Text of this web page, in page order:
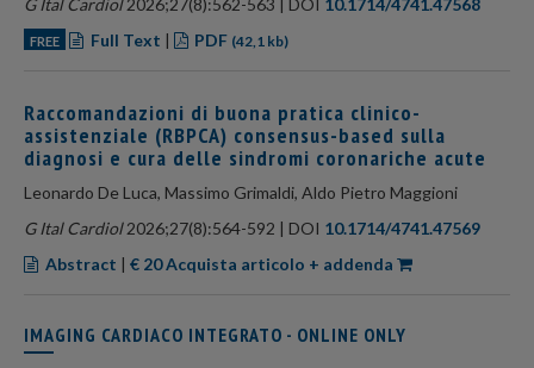
G Ital Cardiol2026;27(8):562-563 | DOI 10.1714/4741.47568
FREE Full Text | PDF (42,1 kb)
Raccomandazioni di buona pratica clinico-
assistenziale (RBPCA) consensus-based sulla
diagnosi e cura delle sindromi coronariche acute
Leonardo De Luca, Massimo Grimaldi, Aldo Pietro Maggioni
G Ital Cardiol2026;27(8):564-592 | DOI 10.1714/4741.47569
Abstract | € 20 Acquista articolo + addenda
IMAGING CARDIACO INTEGRATO - ONLINE ONLY